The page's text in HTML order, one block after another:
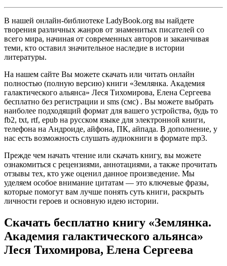
В нашей онлайн-библиотеке LadyBook.org вы найдете
творения различных жанров от знаменитых писателей со
всего мира, начиная от современных авторов и заканчивая
теми, кто оставил значительное наследие в истории
литературы.
На нашем сайте Вы можете скачать или читать онлайн
полностью (полную версию) книги «Землянка. Академия
галактического альянса» Леся Тихомирова, Елена Сергеева
бесплатно без регистрации и sms (смс) . Вы можете выбрать
наиболее подходящий формат для вашего устройства, будь то
fb2, txt, rtf, epub на русском языке для электронной книги,
телефона на Андроиде, айфона, ПК, айпада. В дополнение, у
нас есть возможность слушать аудиокниги в формате mp3.
Прежде чем начать чтение или скачать книгу, вы можете
ознакомиться с рецензиями, аннотациями, а также прочитать
отзывы тех, кто уже оценил данное произведение. Мы
уделяем особое внимание цитатам — это ключевые фразы,
которые помогут вам лучше понять суть книги, раскрыть
личности героев и основную идею истории.
Скачать бесплатно книгу «Землянка.
Академия галактического альянса»
Леся Тихомирова, Елена Сергеева